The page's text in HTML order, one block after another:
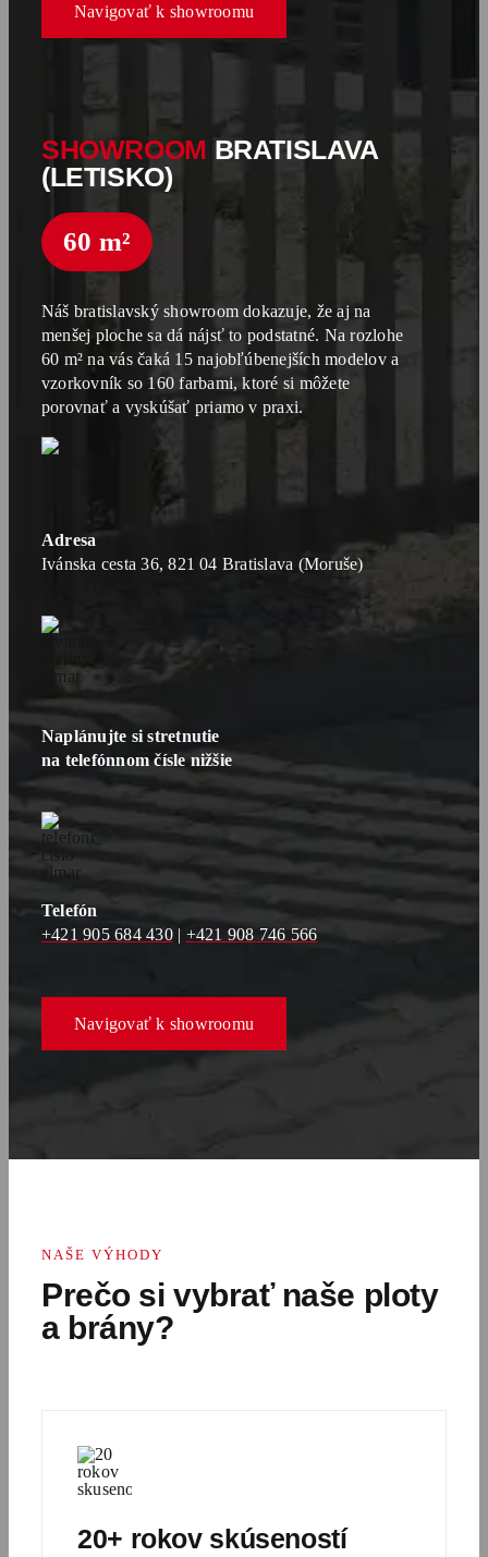
Navigovať k showroomu
SHOWROOM BRATISLAVA
(LETISKO)
60 m²
Náš bratislavský showroom dokazuje, že aj na
menšej ploche sa dá nájsť to podstatné. Na rozlohe
60 m² na vás čaká 15 najobľúbenejších modelov a
vzorkovník so 160 farbami, ktoré si môžete
porovnať a vyskúšať priamo v praxi.
Adresa
Ivánska cesta 36, 821 04 Bratislava (Moruše)
Naplánujte si stretnutie
na telefónnom čísle nižšie
Telefón
+421 905 684 430| +421 908 746 566
Navigovať k showroomu
NAŠE VÝHODY
Prečo si vybrať naše ploty
a brány?
20+ rokov skúseností